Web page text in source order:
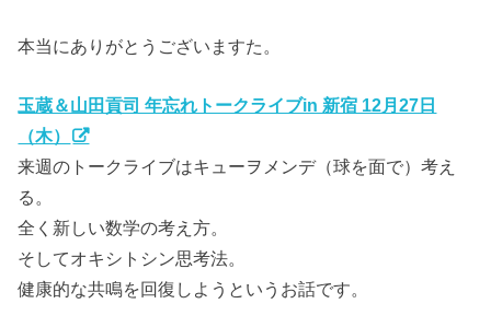
本当にありがとうございますた。
玉蔵＆山田貢司 年忘れトークライブin 新宿 12月27日
（木）
来週のトークライブはキューヲメンデ（球を面で）考え
る。
全く新しい数学の考え方。
そしてオキシトシン思考法。
健康的な共鳴を回復しようというお話です。